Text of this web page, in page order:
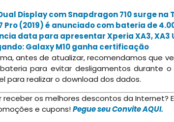
Display com Snapdragon 710 surge na
Pro (2019) é anunciado com bateria de
data para apresentar Xperia XA3, XA3
Galaxy M10 ganha certificação
antes de atualizar, recomendamos que
para evitar desligamentos durante
para realizar o download dos dados.
receber os melhores descontos da Internet?
e cupons!Pegue seu Convite AQUI.